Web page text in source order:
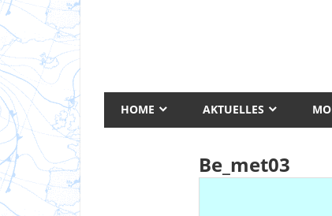
HOME AKTUELLES
Be_met03